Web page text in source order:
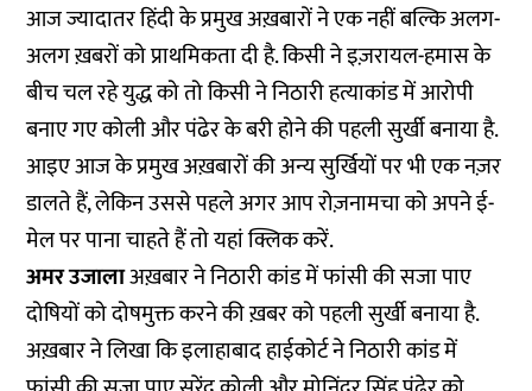
आज ज्यादातर हिंदी के प्रमुख अख़बारों ने एक नहीं बल्कि अलग-
अलग ख़बरों को प्राथमिकता दी है. किसी ने इज़रायल-हमास के
बीच चल रहे युद्ध को तो किसी ने निठारी हत्याकांड में आरोपी
बनाए गए कोली और पंढेर के बरी होने की पहली सुर्खी बनाया है.
आइए आज के प्रमुख अख़बारों की अन्य सुर्खियों पर भी एक नज़र
डालते हैं, लेकिन उससे पहले अगर आप रोज़नामचा को अपने ई-
मेल पर पाना चाहते हैं तोयहांक्लिक करें.
अमर उजालाअख़बार ने निठारी कांड में फांसी की सजा पाए
दोषियों को दोषमुक्त करने की ख़बर को पहली सुर्खी बनाया है.
अख़बार ने लिखा कि इलाहाबाद हाईकोर्ट ने निठारी कांड में